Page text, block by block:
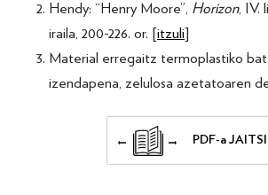
Hendy: “Henry Moore”, Horizon, IV.
iraila, 200-226. or. [itzuli]
Material erregaitz termoplastiko
izendapena, zelulosa azetatoaren
PDF-a JAITSI